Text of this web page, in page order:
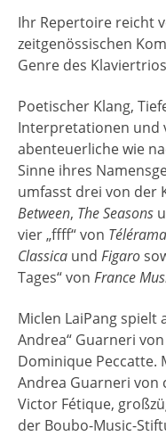
Ihr Repertoire reicht
zeitgenössischen
Genre des
Poetischer Klang,
Interpretationen und
abenteuerliche wie
Sinne ihres
umfasst drei von der
Between, The Seasons
vier „ffff“ von Télérama
Classicaund Figaro
Tages“ von France
Miclen LaiPang spielt
Andrea“ Guarneri
Dominique Peccatte.
Andrea Guarneri von
Victor Fétique,
der Boubo-Music-